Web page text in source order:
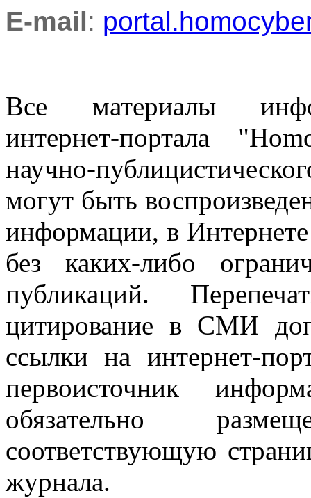
E-mail:
Все материалы
интернет-портала
научно-
могут быть
информации, в
без каких-либо
публикаций.
цитирование в СМИ
ссылки на интернет-
первоисточник
обязательно
соответствующую
журнала.